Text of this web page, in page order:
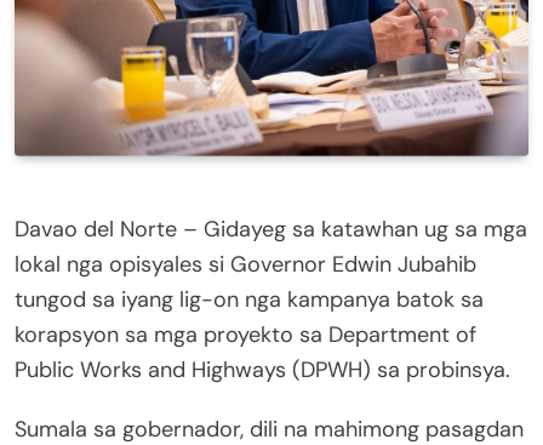
Davao del Norte – Gidayeg sa katawhan ug sa mga
lokal nga opisyales si Governor Edwin Jubahib
tungod sa iyang lig-on nga kampanya batok sa
korapsyon sa mga proyekto sa Department of
Public Works and Highways (DPWH) sa probinsya.
Sumala sa gobernador, dili na mahimong pasagdan